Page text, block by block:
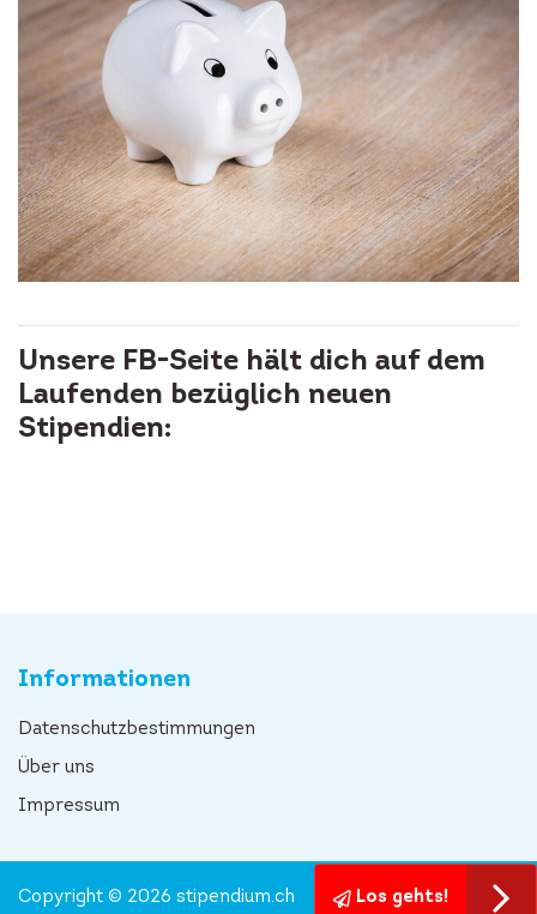
Unsere FB-Seite hält dich auf dem
Laufenden bezüglich neuen
Stipendien:
Informationen
Datenschutzbestimmungen
Über uns
Impressum
Los gehts!
Copyright © 2026 stipendium.ch